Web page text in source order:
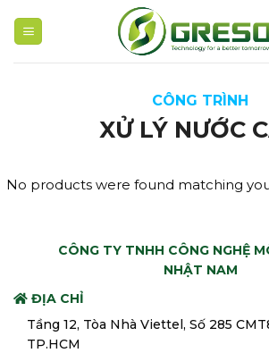
CÔNG TRÌNH
XỬ LÝ NƯỚC
No products were found matching
CÔNG TY TNHH CÔNG NGHỆ
NHẬT NAM
ĐỊA CHỈ
Tầng 12, Tòa Nhà Viettel, Số 285
TP.HCM